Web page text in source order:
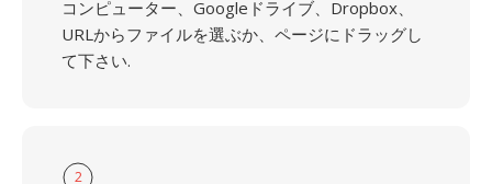
コンピューター、Googleドライブ、Dropbox、
URLからファイルを選ぶか、ページにドラッグし
て下さい.
2